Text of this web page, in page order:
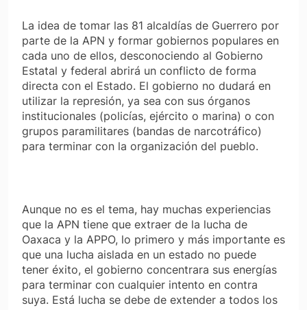
La idea de tomar las 81 alcaldías de Guerrero por
parte de la APN y formar gobiernos populares en
cada uno de ellos, desconociendo al Gobierno
Estatal y federal abrirá un conflicto de forma
directa con el Estado. El gobierno no dudará en
utilizar la represión, ya sea con sus órganos
institucionales (policías, ejército o marina) o con
grupos paramilitares (bandas de narcotráfico)
para terminar con la organización del pueblo.
Aunque no es el tema, hay muchas experiencias
que la APN tiene que extraer de la lucha de
Oaxaca y la APPO, lo primero y más importante es
que una lucha aislada en un estado no puede
tener éxito, el gobierno concentrara sus energías
para terminar con cualquier intento en contra
suya. Está lucha se debe de extender a todos los